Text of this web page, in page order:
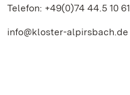
Telefon: +49(0)74 44.5 10 61
info@kloster-alpirsbach.de